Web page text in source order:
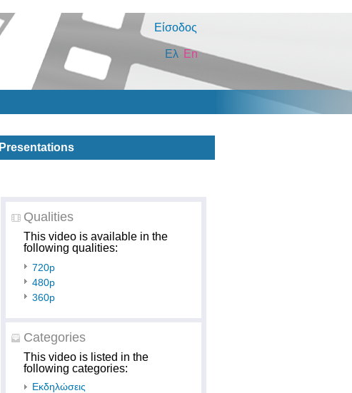
Είσοδος
En
Ελ
Presentations
Qualities
This video is available in the
following qualities:
720p
480p
360p
Categories
This video is listed in the
following categories:
Εκδηλώσεις